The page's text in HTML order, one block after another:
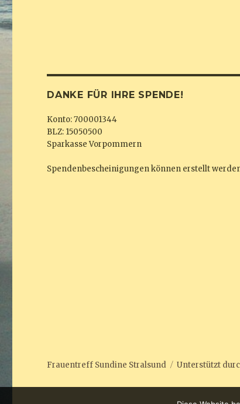
DANKE FÜR IHRE SPENDE!
Konto: 700001344
BLZ: 15050500
Sparkasse Vorpommern
Spendenbescheinigungen können erstellt
Frauentreff Sundine Stralsund Unterstützt